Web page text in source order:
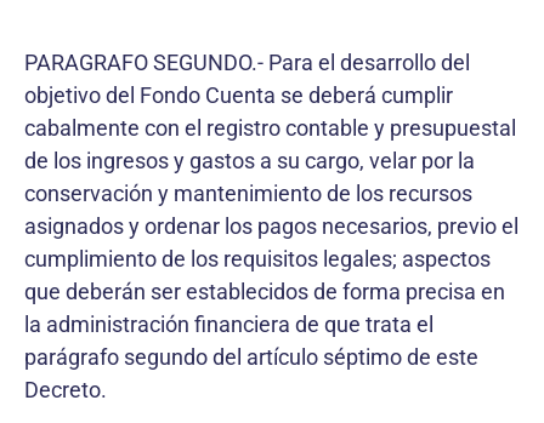
PARAGRAFO SEGUNDO.- Para el desarrollo del
objetivo del Fondo Cuenta se deberá cumplir
cabalmente con el registro contable y presupuestal
de los ingresos y gastos a su cargo, velar por la
conservación y mantenimiento de los recursos
asignados y ordenar los pagos necesarios, previo el
cumplimiento de los requisitos legales; aspectos
que deberán ser establecidos de forma precisa en
la administración financiera de que trata el
parágrafo segundo del artículo séptimo de este
Decreto.